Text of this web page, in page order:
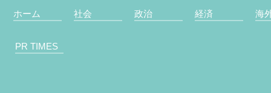
ホーム 社会 政治 経済 海
PR TIMES